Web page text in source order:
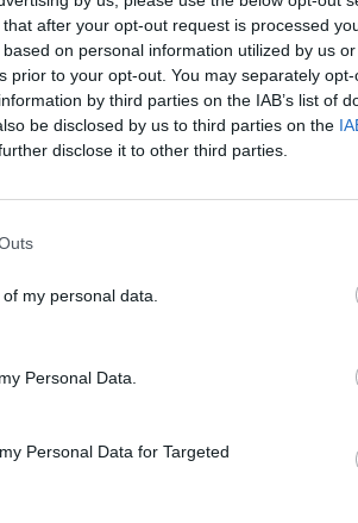
after your opt-out request is processed
on personal information utilized by us
prior to your opt-out. You may separately
by third parties on the IAB’s list of
be disclosed by us to third parties on the
disclose it to other third parties.
my personal data.
Personal Data.
Personal Data for Targeted
από το διάσημο
την προσωρινή
την
της Καταλωνίας Sport,
σε συνέντευξη
τη σεζόν
δήλωσε ο Ζοάν
εργασίες στο Camp
την πρώτη ομάδα να
να μετακομίσει